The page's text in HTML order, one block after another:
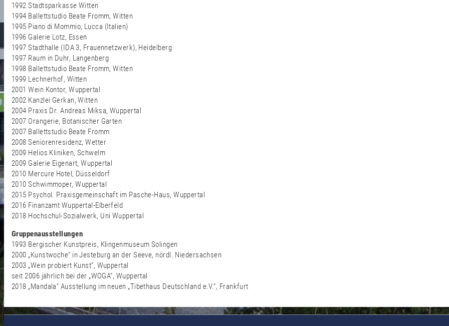
1992 Stadtsparkasse Witten
1994 Ballettstudio Beate Fromm, Witten
1995 Piano di Mommio, Lucca (Italien)
1996 Galerie Lotz, Essen
1997 Stadthalle (IDA 3, Frauennetzwerk), Heidelberg
1997 Raum in Duhr, Langenberg
1998 Ballettstudio Beate Fromm, Witten
1999 Lechnerhof, Witten
2001 Wein Kontor, Wuppertal
2002 Kanzlei Gerkan, Witten
2004 Praxis Dr. Andreas Miksa, Wuppertal
2007 Orangerie, Botanischer Garten
2007 Ballettstudio Beate Fromm
2008 Seniorenresidenz, Wetter
2009 Helios Kliniken, Schwelm
2009 Galerie Eigenart, Wuppertal
2010 Mercure Hotel, Düsseldorf
2010 Schwimmoper, Wuppertal
2015 Psychol. Praxisgemeinschaft im Pasche-Haus, Wuppertal
2016 Finanzamt Wuppertal-Elberfeld
2018 Hochschul-Sozialwerk, Uni Wuppertal
Gruppenausstellungen
1993 Bergischer Kunstpreis, Klingenmuseum Solingen
2000 „Kunstwoche“ in Jesteburg an der Seeve, nördl. Niedersachsen
2003 „Wein probiert Kunst“, Wuppertal
seit 2006 jährlich bei der „WOGA“, Wuppertal
2018 „Mandala“ Ausstellung im neuen „Tibethaus Deutschland e.V.“, Frankfurt